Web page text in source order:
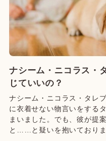
ナシーム・ニコラス・
じていいの？
ナシーム・ニコラス・タレ
に衣着せない物言いをする
まいました。でも、彼が提
と……と疑いを抱いておりま